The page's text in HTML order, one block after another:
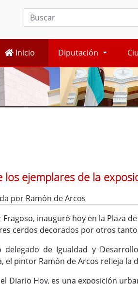
Inicio Diputación
ejemplares de la
por Ramón de Arcos
Fragoso, inauguró hoy en la Plaza
cerdos decorados por otros
de Igualdad y
el pintor Ramón de Arcos refleja
Diario Hoy, es una exposición